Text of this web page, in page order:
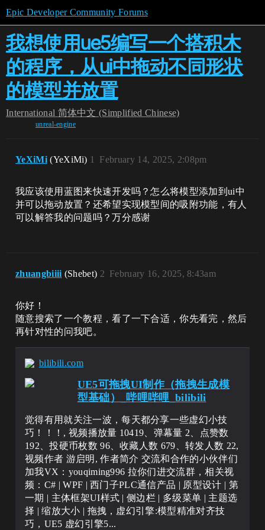
Epic Developer Community Forums
我想使用ue5编写一个搭积木
的程序，从ui中拖动不同形状
的模型并放置
International 简体中文 (Simplified Chinese)
unreal-engine
YeXiMi (YeXiMi) February 14, 2025, 2:08pm
1
我应该使用蓝图来快速开发吗？怎么将模型添加到ui中
并可以拖动放置？还希望实现模型间的吸附功能，有人
可以解答我的问题吗？万分感谢
zhuangbiiii (Shebet) February 16, 2025, 8:43am
2
你好！
随意搜索了一个教程，看了一下合适，你先看完，然后
再针对性的问我吧。
bilibili.com
UE5可拖拽UI制作（拖拽生成模
型基础）_哔哩哔哩_bilibili
觉得有用就关注一波，每天都分享一些虚幻小技
巧！！！, 视频播放量 10419、弹幕量 2、点赞数
192、投硬币枚数 96、收藏人数 679、转发人数 22,
视频作者 游启明, 作者简介 交流和合作的小伙伴们
加我VX：youqiming996 拉你们进交流群，相关视
频：C# | WPF | 西门子PLC通信产品 | 原型设计 | 第
一期 | 主体框架UI样式 | 侧边栏 | 多级菜单 | 主题选
择 | 缩放大小 | 拖拽，虚幻引擎:模型精准对齐技
巧，UE5 虚幻引擎5...